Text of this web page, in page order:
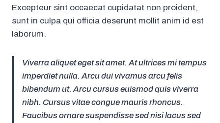
Excepteur sint occaecat cupidatat non proident,
sunt in culpa qui officia deserunt mollit anim id est
laborum.
Viverra aliquet eget sit amet. At ultrices mi tempus
imperdiet nulla. Arcu dui vivamus arcu felis
bibendum ut. Arcu cursus euismod quis viverra
nibh. Cursus vitae congue mauris rhoncus.
Faucibus ornare suspendisse sed nisi lacus sed